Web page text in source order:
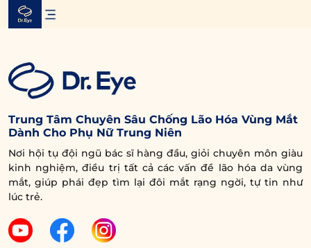
Skip
Trung Tâm Chuyên Sâu Chống Lão Hóa Vùng Mắt
Dành Cho Phụ Nữ Trung Niên
Nơi hội tụ đội ngũ bác sĩ hàng đầu, giỏi chuyên môn giàu
kinh nghiệm, điều trị tất cả các vấn đề lão hóa da vùng
mắt, giúp phái đẹp tìm lại đôi mắt rạng ngời, tự tin như
lúc trẻ.